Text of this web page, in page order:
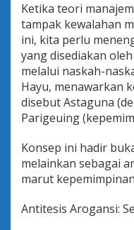
Ketika teori
tampak kewalahan
ini, kita perlu
yang disediakan
melalui naskah-
Hayu, menawarkan
disebut Astaguna
Parigeuing
Konsep ini hadir
melainkan sebagai
marut
Antitesis Arogansi: